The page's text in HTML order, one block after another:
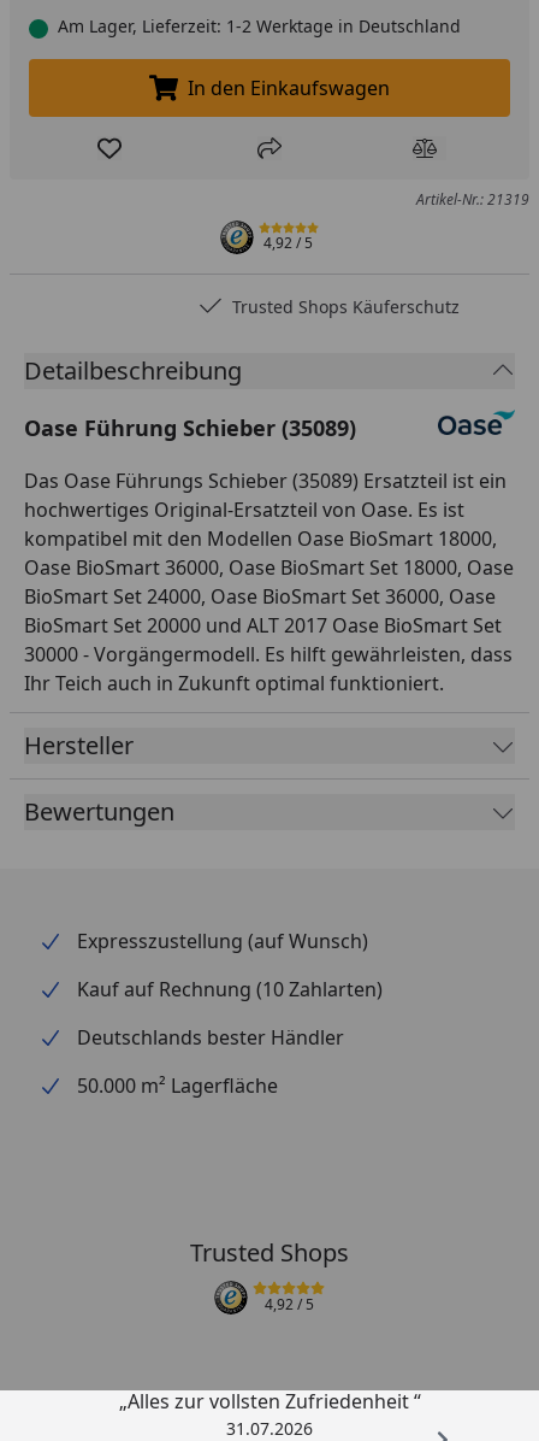
Am Lager, Lieferzeit: 1-2 Werktage in Deutschland
In den Einkaufswagen legen
In den Einkaufswagen
Produkt zur Wunschliste hinzufügen
Teilen Produkt
Artikel-Nr.: 21319
4,92/ 5
Trusted Shops Käuferschutz
Detailbeschreibung
Oase Führung Schieber (35089)
Das Oase Führungs Schieber (35089) Ersatzteil ist ein
hochwertiges Original-Ersatzteil von Oase. Es ist
kompatibel mit den Modellen Oase BioSmart 18000,
Oase BioSmart 36000, Oase BioSmart Set 18000, Oase
BioSmart Set 24000, Oase BioSmart Set 36000, Oase
BioSmart Set 20000 und ALT 2017 Oase BioSmart Set
30000 - Vorgängermodell. Es hilft gewährleisten, dass
Ihr Teich auch in Zukunft optimal funktioniert.
Hersteller
Bewertungen
Expresszustellung (auf Wunsch)
Kauf auf Rechnung (10 Zahlarten)
Deutschlands bester Händler
50.000 m² Lagerfläche
Trusted Shops
4,92/ 5
„Alles zur vollsten Zufriedenheit “
31.07.2026